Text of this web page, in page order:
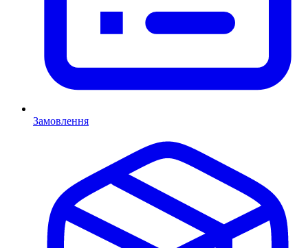
Замовлення